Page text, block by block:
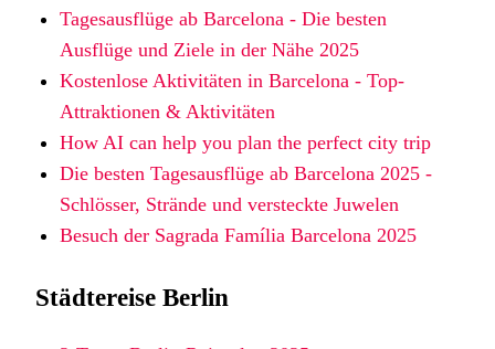
Tagesausflüge ab Barcelona - Die besten
Ausflüge und Ziele in der Nähe 2025
Kostenlose Aktivitäten in Barcelona - Top-
Attraktionen & Aktivitäten
How AI can help you plan the perfect city trip
Die besten Tagesausflüge ab Barcelona 2025 -
Schlösser, Strände und versteckte Juwelen
Besuch der Sagrada Família Barcelona 2025
Städtereise Berlin